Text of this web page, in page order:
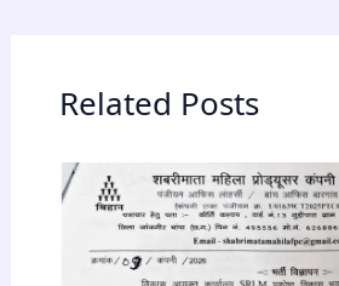
Related Posts